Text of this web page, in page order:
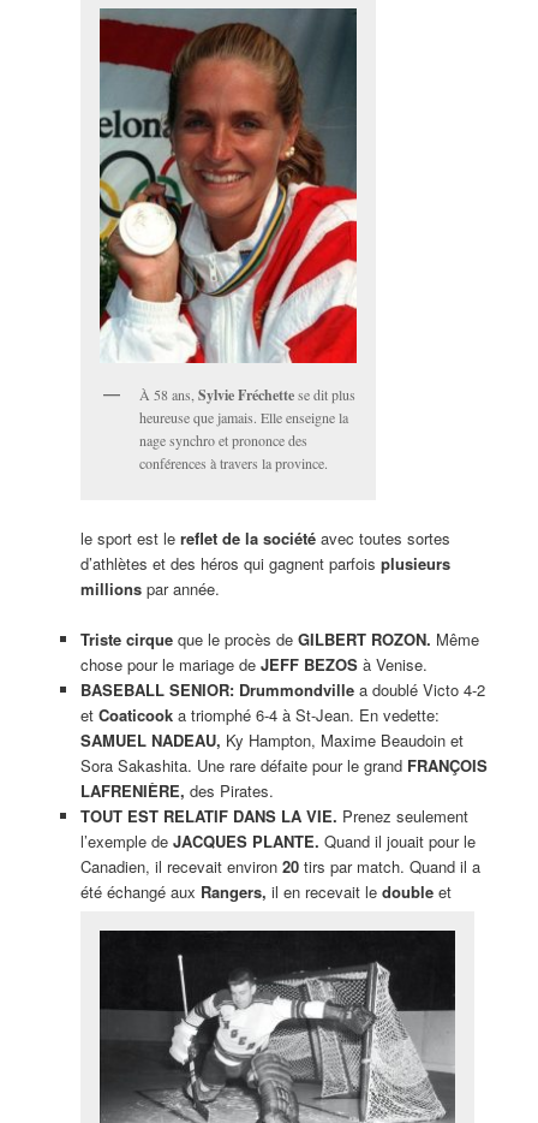
À 58 ans, Sylvie Fréchettese dit plus
heureuse que jamais. Elle enseigne la
nage synchro et prononce des
conférences à travers la province.
le sport est le reflet de la sociétéavec toutes sortes
d’athlètes et des héros qui gagnent parfois plusieurs
millionspar année.
Triste cirqueque le procès de GILBERT ROZON. Même
chose pour le mariage de JEFF BEZOSà Venise.
BASEBALL SENIOR: Drummondvillea doublé Victo 4-2
et Coaticooka triomphé 6-4 à St-Jean. En vedette:
SAMUEL NADEAU, Ky Hampton, Maxime Beaudoin et
Sora Sakashita. Une rare défaite pour le grand FRANÇOIS
LAFRENIÈRE, des Pirates.
TOUT EST RELATIF DANS LA VIE. Prenez seulement
l’exemple de JACQUES PLANTE. Quand il jouait pour le
Canadien, il recevait environ 20tirs par match. Quand il a
été échangé aux Rangers, il en recevait le doubleet